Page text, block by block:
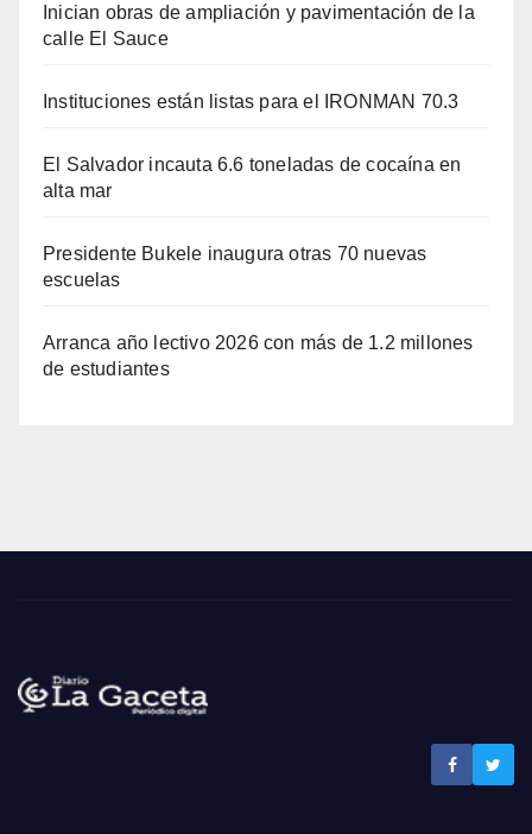
Inician obras de ampliación y pavimentación de la
calle El Sauce
Instituciones están listas para el IRONMAN 70.3
El Salvador incauta 6.6 toneladas de cocaína en
alta mar
Presidente Bukele inaugura otras 70 nuevas
escuelas
Arranca año lectivo 2026 con más de 1.2 millones
de estudiantes